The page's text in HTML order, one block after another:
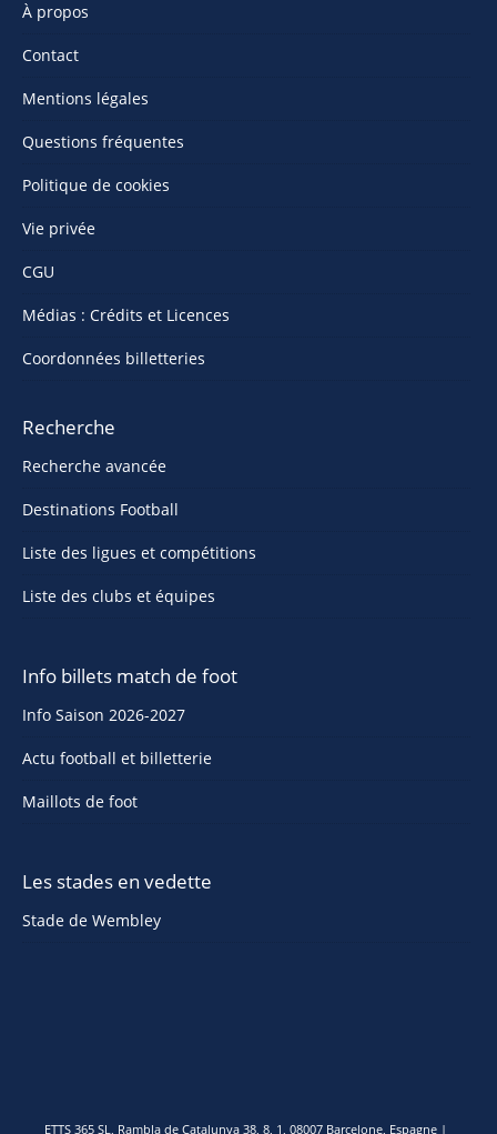
À propos
Contact
Mentions légales
Questions fréquentes
Politique de cookies
Vie privée
CGU
Médias : Crédits et Licences
Coordonnées billetteries
Recherche
Recherche avancée
Destinations Football
Liste des ligues et compétitions
Liste des clubs et équipes
Info billets match de foot
Info Saison 2026-2027
Actu football et billetterie
Maillots de foot
Les stades en vedette
Stade de Wembley
ETTS 365 SL, Rambla de Catalunya 38, 8, 1, 08007 Barcelone, Espagne |